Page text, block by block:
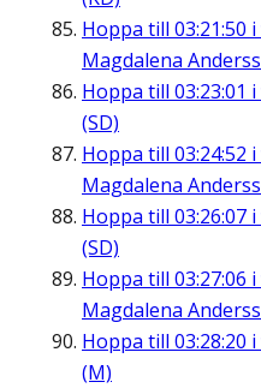
Hoppa till 03:21:50 i
Magdalena
Hoppa till 03:23:01 i
(SD)
Hoppa till 03:24:52 i
Magdalena
Hoppa till 03:26:07 i
(SD)
Hoppa till 03:27:06 i
Magdalena
Hoppa till 03:28:20 i
(M)